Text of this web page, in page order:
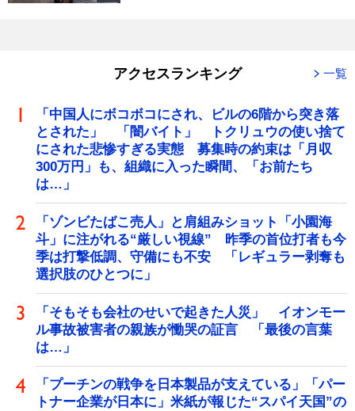
アクセスランキング 一覧
「中国人にボコボコにされ、ビルの6階から突き落
とされた」 「闇バイト」 トクリュウの使い捨て
にされた悲惨すぎる実態 募集時の約束は「月収
300万円」も、組織に入った瞬間、「お前たち
は…」
「ゾンビたばこ売人」と肩組みショット「小園海
斗」に注がれる“厳しい視線” 昨季の首位打者も今
季は打撃低調、守備にも不安 「レギュラー剥奪も
選択肢のひとつに」
「そもそも会社のせいで起きた人災」 イオンモー
ル事故被害者の親族が慟哭の証言 「最後の言葉
は…」
「プーチンの戦争を日本製品が支えている」「パー
トナー企業が日本に」米紙が報じた“スパイ天国”の